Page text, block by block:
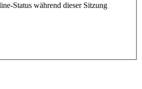
Status während dieser Sitzung